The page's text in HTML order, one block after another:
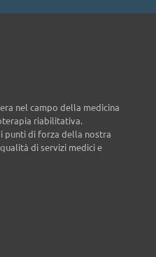
nel campo della medicina
riabilitativa.
punti di forza della nostra
di servizi medici e